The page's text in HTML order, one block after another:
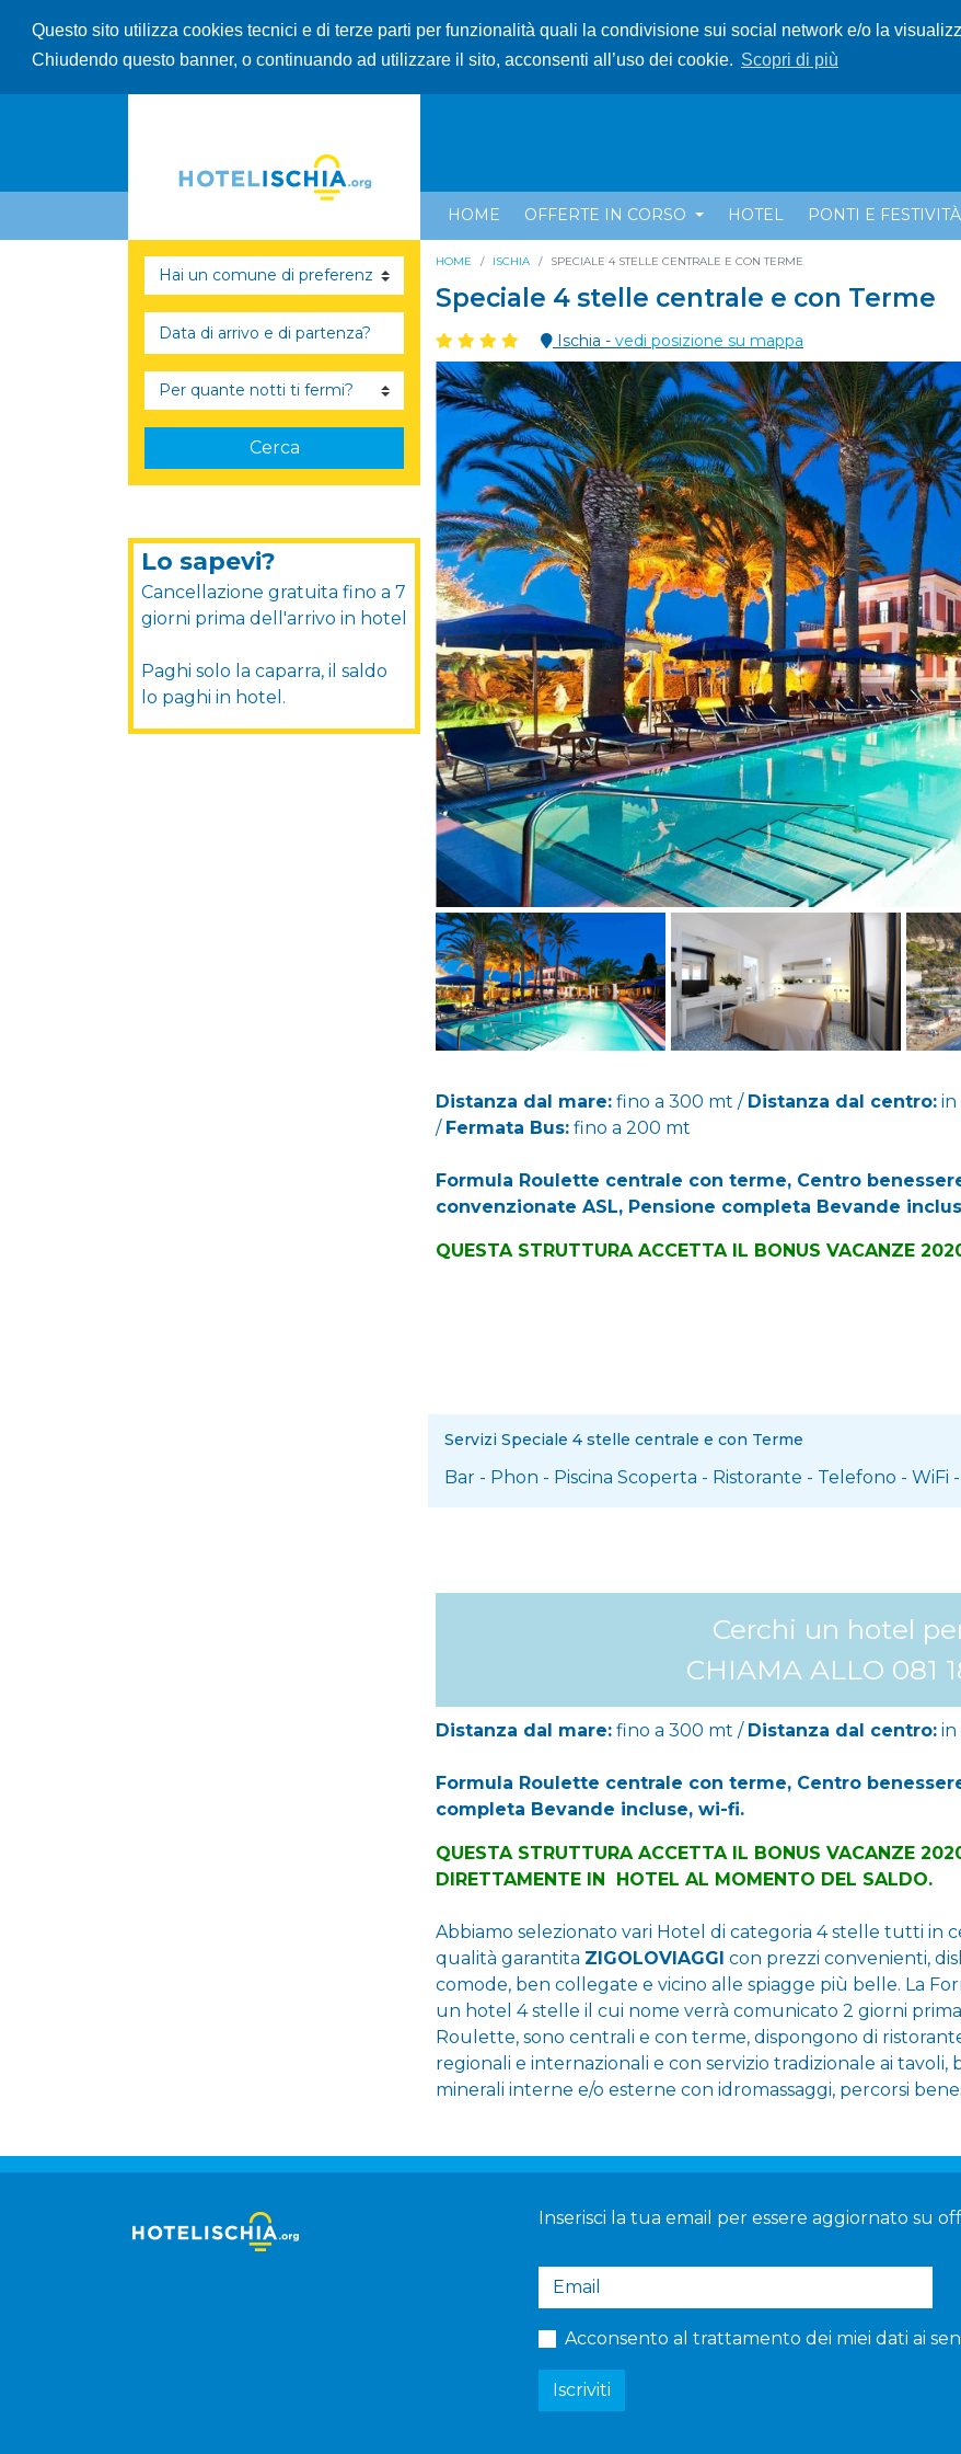
Questo sito utilizza cookies tecnici e di terze parti per funzionalità quali la condivisione sui social network e/o la
Chiudendo questo banner, o continuando ad utilizzare il sito, acconsenti all’uso dei cookie. Scopri di più
HOME OFFERTE IN CORSO HOTEL PONTI E FESTIVITÀ
Cerca
Lo sapevi?
Cancellazione gratuita fino a 7
giorni prima dell'arrivo in hotel
Paghi solo la caparra, il saldo
lo paghi in hotel.
HOME ISCHIA SPECIALE 4 STELLE CENTRALE E CON TERME
Speciale 4 stelle centrale e con Terme
Ischia - vedi posizione su mappa
Distanza dal mare: fino a 300 mt / Distanza dal centro: in
/ Fermata Bus: fino a 200 mt
Formula Roulette centrale con terme, Centro
convenzionate ASL, Pensione completa Bevande
QUESTA STRUTTURA ACCETTA IL BONUS VACANZE
Servizi Speciale 4 stelle centrale e con Terme
Bar - Phon - Piscina Scoperta - Ristorante - Telefono - WiFi -
Cerchi un hotel
CHIAMA ALLO 081
Distanza dal mare: fino a 300 mt / Distanza dal centro: in
Formula Roulette centrale con terme, Centro
completa Bevande incluse, wi-fi.
QUESTA STRUTTURA ACCETTA IL BONUS VACANZE
DIRETTAMENTE IN HOTEL AL MOMENTO DEL SALDO.
Abbiamo selezionato vari Hotel di categoria 4 stelle tutti in
qualità garantita ZIGOLOVIAGGI con prezzi convenienti,
comode, ben collegate e vicino alle spiagge più belle. La
un hotel 4 stelle il cui nome verrà comunicato 2 giorni
Roulette, sono centrali e con terme, dispongono di
regionali e internazionali e con servizio tradizionale ai tavoli,
minerali interne e/o esterne con idromassaggi, percorsi
Inserisci la tua email per essere aggiornato su
Acconsento al trattamento dei miei dati ai
Iscriviti